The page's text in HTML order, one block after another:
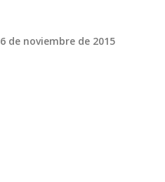
6 de noviembre de 2015